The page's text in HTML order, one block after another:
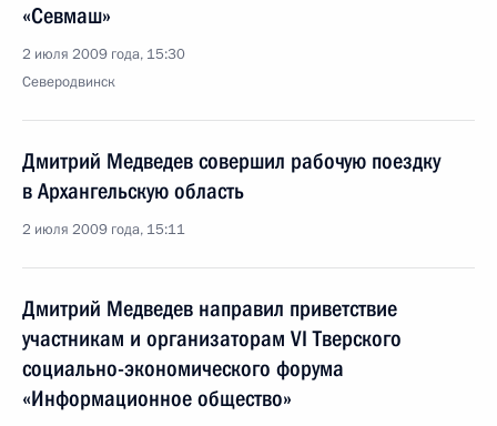
«Севмаш»
2 июля 2009 года, 15:30
Северодвинск
Дмитрий Медведев совершил рабочую поездку
в Архангельскую область
2 июля 2009 года, 15:11
Дмитрий Медведев направил приветствие
участникам и организаторам VI Тверского
социально-экономического форума
«Информационное общество»